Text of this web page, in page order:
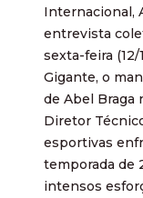
Internacional,
entrevista
sexta-feira (12/
Gigante, o
de Abel Braga
Diretor
esportivas
temporada de
intensos